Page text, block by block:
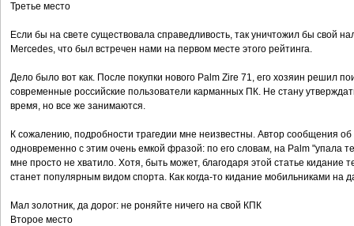
Третье место
Если бы на свете существовала справедливость, так уничтожил бы свой
Mercedes, что был встречен нами на первом месте этого рейтинга.
Дело было вот как. После покупки нового Palm Zire 71, его хозяин решил
современные российские пользователи карманных ПК. Не стану
время, но все же занимаются.
К сожалению, подробности трагедии мне неизвестны. Автор сообщения об
одновременно с этим очень емкой фразой: по его словам, на Palm "упала
мне просто не хватило. Хотя, быть может, благодаря этой статье кидание
станет популярным видом спорта. Как когда-то кидание мобильниками на
Мал золотник, да дорог: не роняйте ничего на свой КПК
Второе место